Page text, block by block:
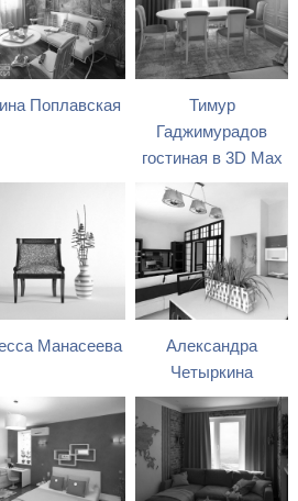
Поплавская
Тимур
Гаджимурадов
гостиная в 3D Max
Манасеева
Александра
Четыркина